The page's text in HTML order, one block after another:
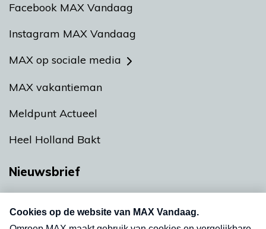
Facebook MAX Vandaag
Instagram MAX Vandaag
MAX op sociale media
MAX vakantieman
Meldpunt Actueel
Heel Holland Bakt
Nieuwsbrief
nieuwsbrief. Elke vrijdag- en dinsdagochtend in
uw mailbox.